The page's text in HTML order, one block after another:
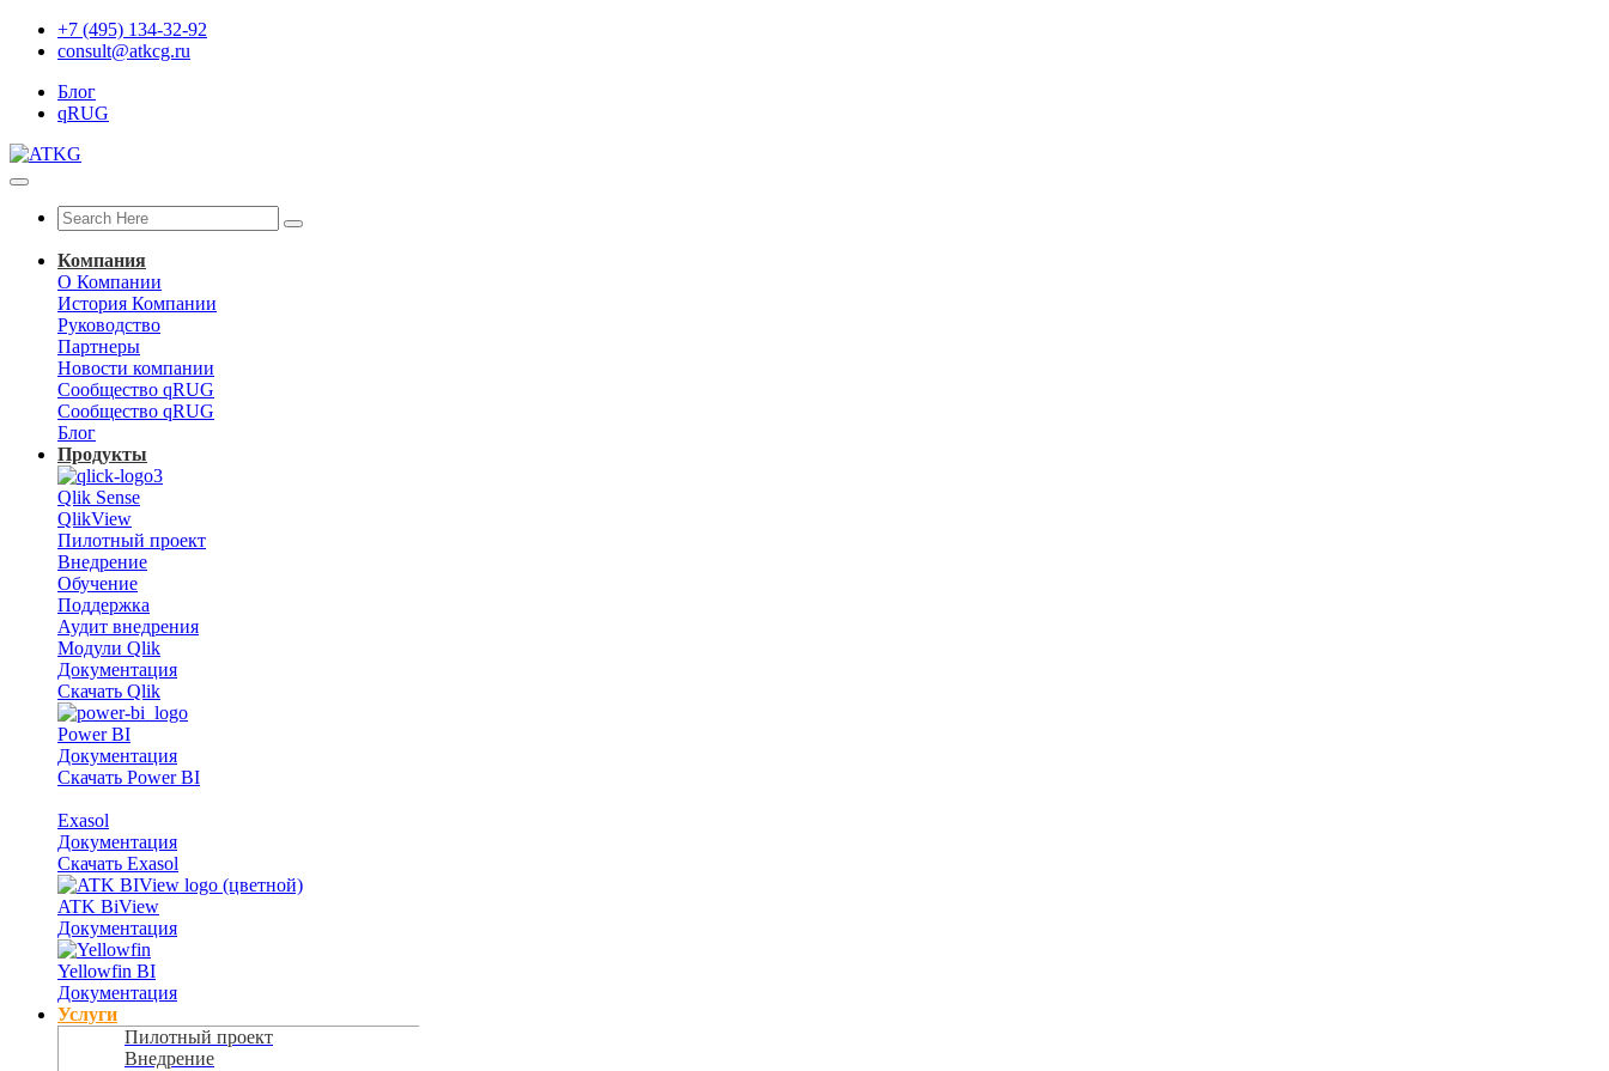
+7 (495) 134-32-92
consult@atkcg.ru
Блог
qRUG
Компания
О Компании
История Компании
Руководство
Партнеры
Новости компании
Сообщество qRUG
Сообщество qRUG
Блог
Продукты
Qlik Sense
QlikView
Пилотный проект
Внедрение
Обучение
Поддержка
Аудит внедрения
Модули Qlik
Документация
Скачать Qlik
Power BI
Документация
Скачать Power BI
Exasol
Документация
Скачать Exasol
ATK BiView
Документация
Yellowfin BI
Документация
Услуги
Пилотный проект
Внедрение